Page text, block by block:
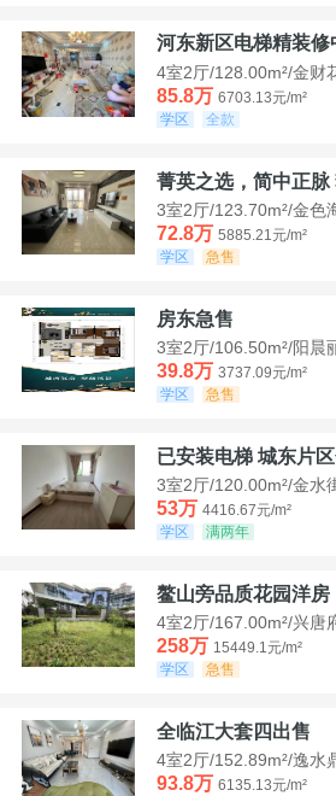
河东新区电梯精装修
4室2厅/128.00m²/金财
85.8万 6703.13元/m²
学区
全款
菁英之选，简中正脉
3室2厅/123.70m²/金色
72.8万 5885.21元/m²
学区
急售
房东急售
3室2厅/106.50m²/阳晨
39.8万 3737.09元/m²
学区
急售
3室2厅/120.00m²/金水
53万 4416.67元/m²
学区
满两年
鳌山旁品质花园洋房
4室2厅/167.00m²/兴唐
258万 15449.1元/m²
学区
急售
全临江大套四出售
4室2厅/152.89m²/逸水
93.8万 6135.13元/m²